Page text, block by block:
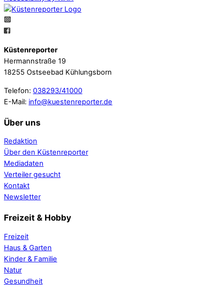
Küstenreporter
Hermannstraße 19
18255 Ostseebad Kühlungsborn
Telefon: 038293/41000
E-Mail: info@kuestenreporter.de
Über uns
Redaktion
Über den Küstenreporter
Mediadaten
Verteiler gesucht
Kontakt
Newsletter
Freizeit & Hobby
Freizeit
Haus & Garten
Kinder & Familie
Natur
Gesundheit